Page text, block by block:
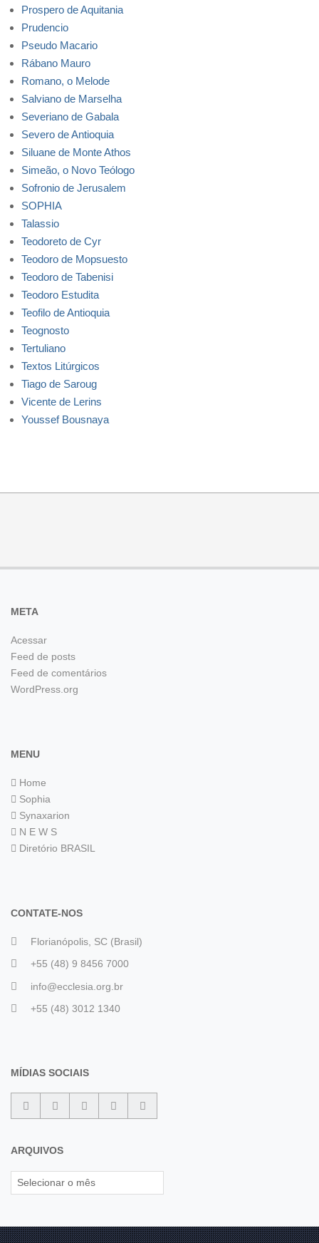
Prospero de Aquitania
Prudencio
Pseudo Macario
Rábano Mauro
Romano, o Melode
Salviano de Marselha
Severiano de Gabala
Severo de Antioquia
Siluane de Monte Athos
Simeão, o Novo Teólogo
Sofronio de Jerusalem
SOPHIA
Talassio
Teodoreto de Cyr
Teodoro de Mopsuesto
Teodoro de Tabenisi
Teodoro Estudita
Teofilo de Antioquia
Teognosto
Tertuliano
Textos Litúrgicos
Tiago de Saroug
Vicente de Lerins
Youssef Bousnaya
META
Acessar
Feed de posts
Feed de comentários
WordPress.org
MENU
Home
Sophia
Synaxarion
N E W S
Diretório BRASIL
CONTATE-NOS
Florianópolis, SC (Brasil)
+55 (48) 9 8456 7000
info@ecclesia.org.br
+55 (48) 3012 1340
MÍDIAS SOCIAIS
ARQUIVOS